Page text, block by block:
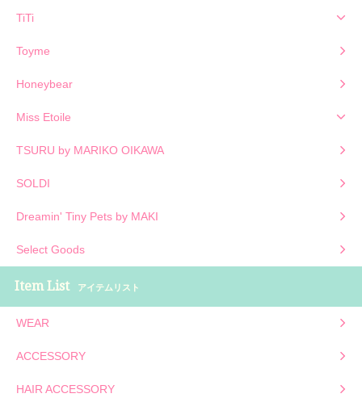
TiTi
Toyme
Honeybear
Miss Etoile
TSURU by MARIKO OIKAWA
SOLDI
Dreamin' Tiny Pets by MAKI
Select Goods
Item List アイテムリスト
WEAR
ACCESSORY
HAIR ACCESSORY